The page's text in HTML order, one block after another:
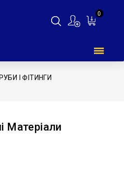
0
І ФІТИНГИ
Матеріали